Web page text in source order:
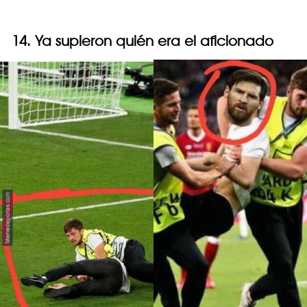
14. Ya supieron quién era el aficionado